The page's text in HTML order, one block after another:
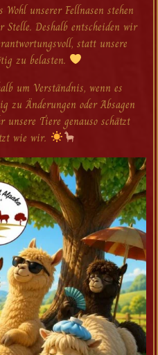
unserer Fellnasen stehen
Deshalb entscheiden wir
statt unsere
zu belasten.
um Verständnis, wenn es
zu Änderungen oder Absagen
unsere Tiere genauso schätzt
wie wir.